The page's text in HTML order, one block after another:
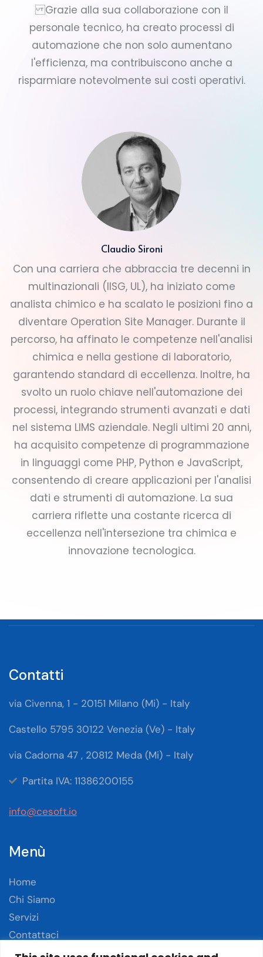
Grazie alla sua collaborazione con il
personale tecnico, ha creato processi di
automazione che non solo aumentano
l'efficienza, ma contribuiscono anche a
risparmiare notevolmente sui costi operativi.
Claudio Sironi
Con una carriera che abbraccia tre decenni in
multinazionali (IISG, UL), ha iniziato come
analista chimico e ha scalato le posizioni fino a
diventare Operation Site Manager. Durante il
percorso, ha affinato le competenze nell'analisi
chimica e nella gestione di laboratorio,
garantendo standard di eccellenza. Inoltre, ha
svolto un ruolo chiave nell'automazione dei
processi, integrando strumenti avanzati e dati
nel sistema LIMS aziendale. Negli ultimi 20 anni,
ha acquisito competenze di programmazione
in linguaggi come PHP, Python e JavaScript,
consentendo di creare applicazioni per l'analisi
dati e strumenti di automazione. La sua
carriera riflette una costante ricerca di
eccellenza nell'intersezione tra chimica e
innovazione tecnologica.
Contatti
via Civenna, 1 - 20151 Milano (Mi) - Italy
Castello 5795 30122 Venezia (Ve) - Italy
via Cadorna 47 , 20812 Meda (Mi) - Italy
Partita IVA: 11386200155
info@cesoft.io
Menù
Home
Chi Siamo
Servizi
Contattaci